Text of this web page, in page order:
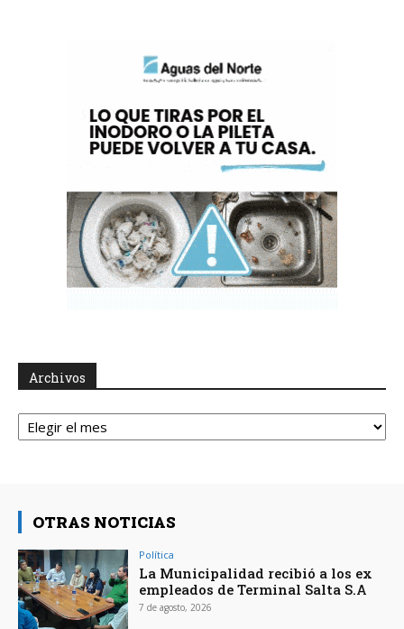
Archivos
Archivos
OTRAS NOTICIAS
Política
La Municipalidad recibió a los ex
empleados de Terminal Salta S.A
7 de agosto, 2026